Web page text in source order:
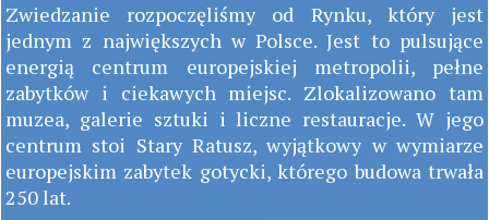
Zwiedzanie rozpoczęliśmy od Rynku, który jest
jednym z największych w Polsce. Jest to pulsujące
energią centrum europejskiej metropolii, pełne
zabytków i ciekawych miejsc. Zlokalizowano tam
muzea, galerie sztuki i liczne restauracje. W jego
centrum stoi Stary Ratusz, wyjątkowy w wymiarze
europejskim zabytek gotycki, którego budowa trwała
250 lat.